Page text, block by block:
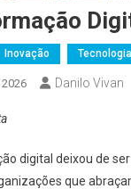
Inovação Tecnologia
Danilo Vivan
digital deixou de
que